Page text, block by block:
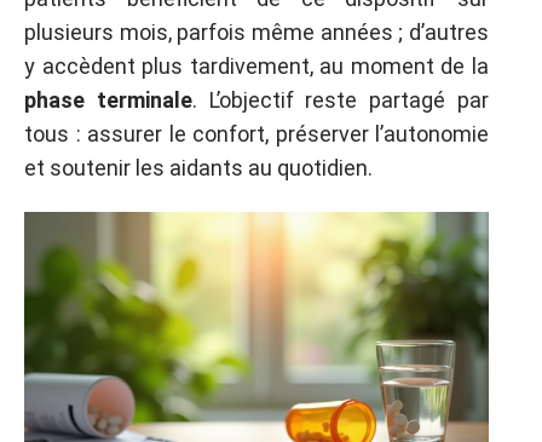
plusieurs mois, parfois même années ; d’autres
y accèdent plus tardivement, au moment de la
phase terminale. L’objectif reste partagé par
tous : assurer le confort, préserver l’autonomie
et soutenir les aidants au quotidien.